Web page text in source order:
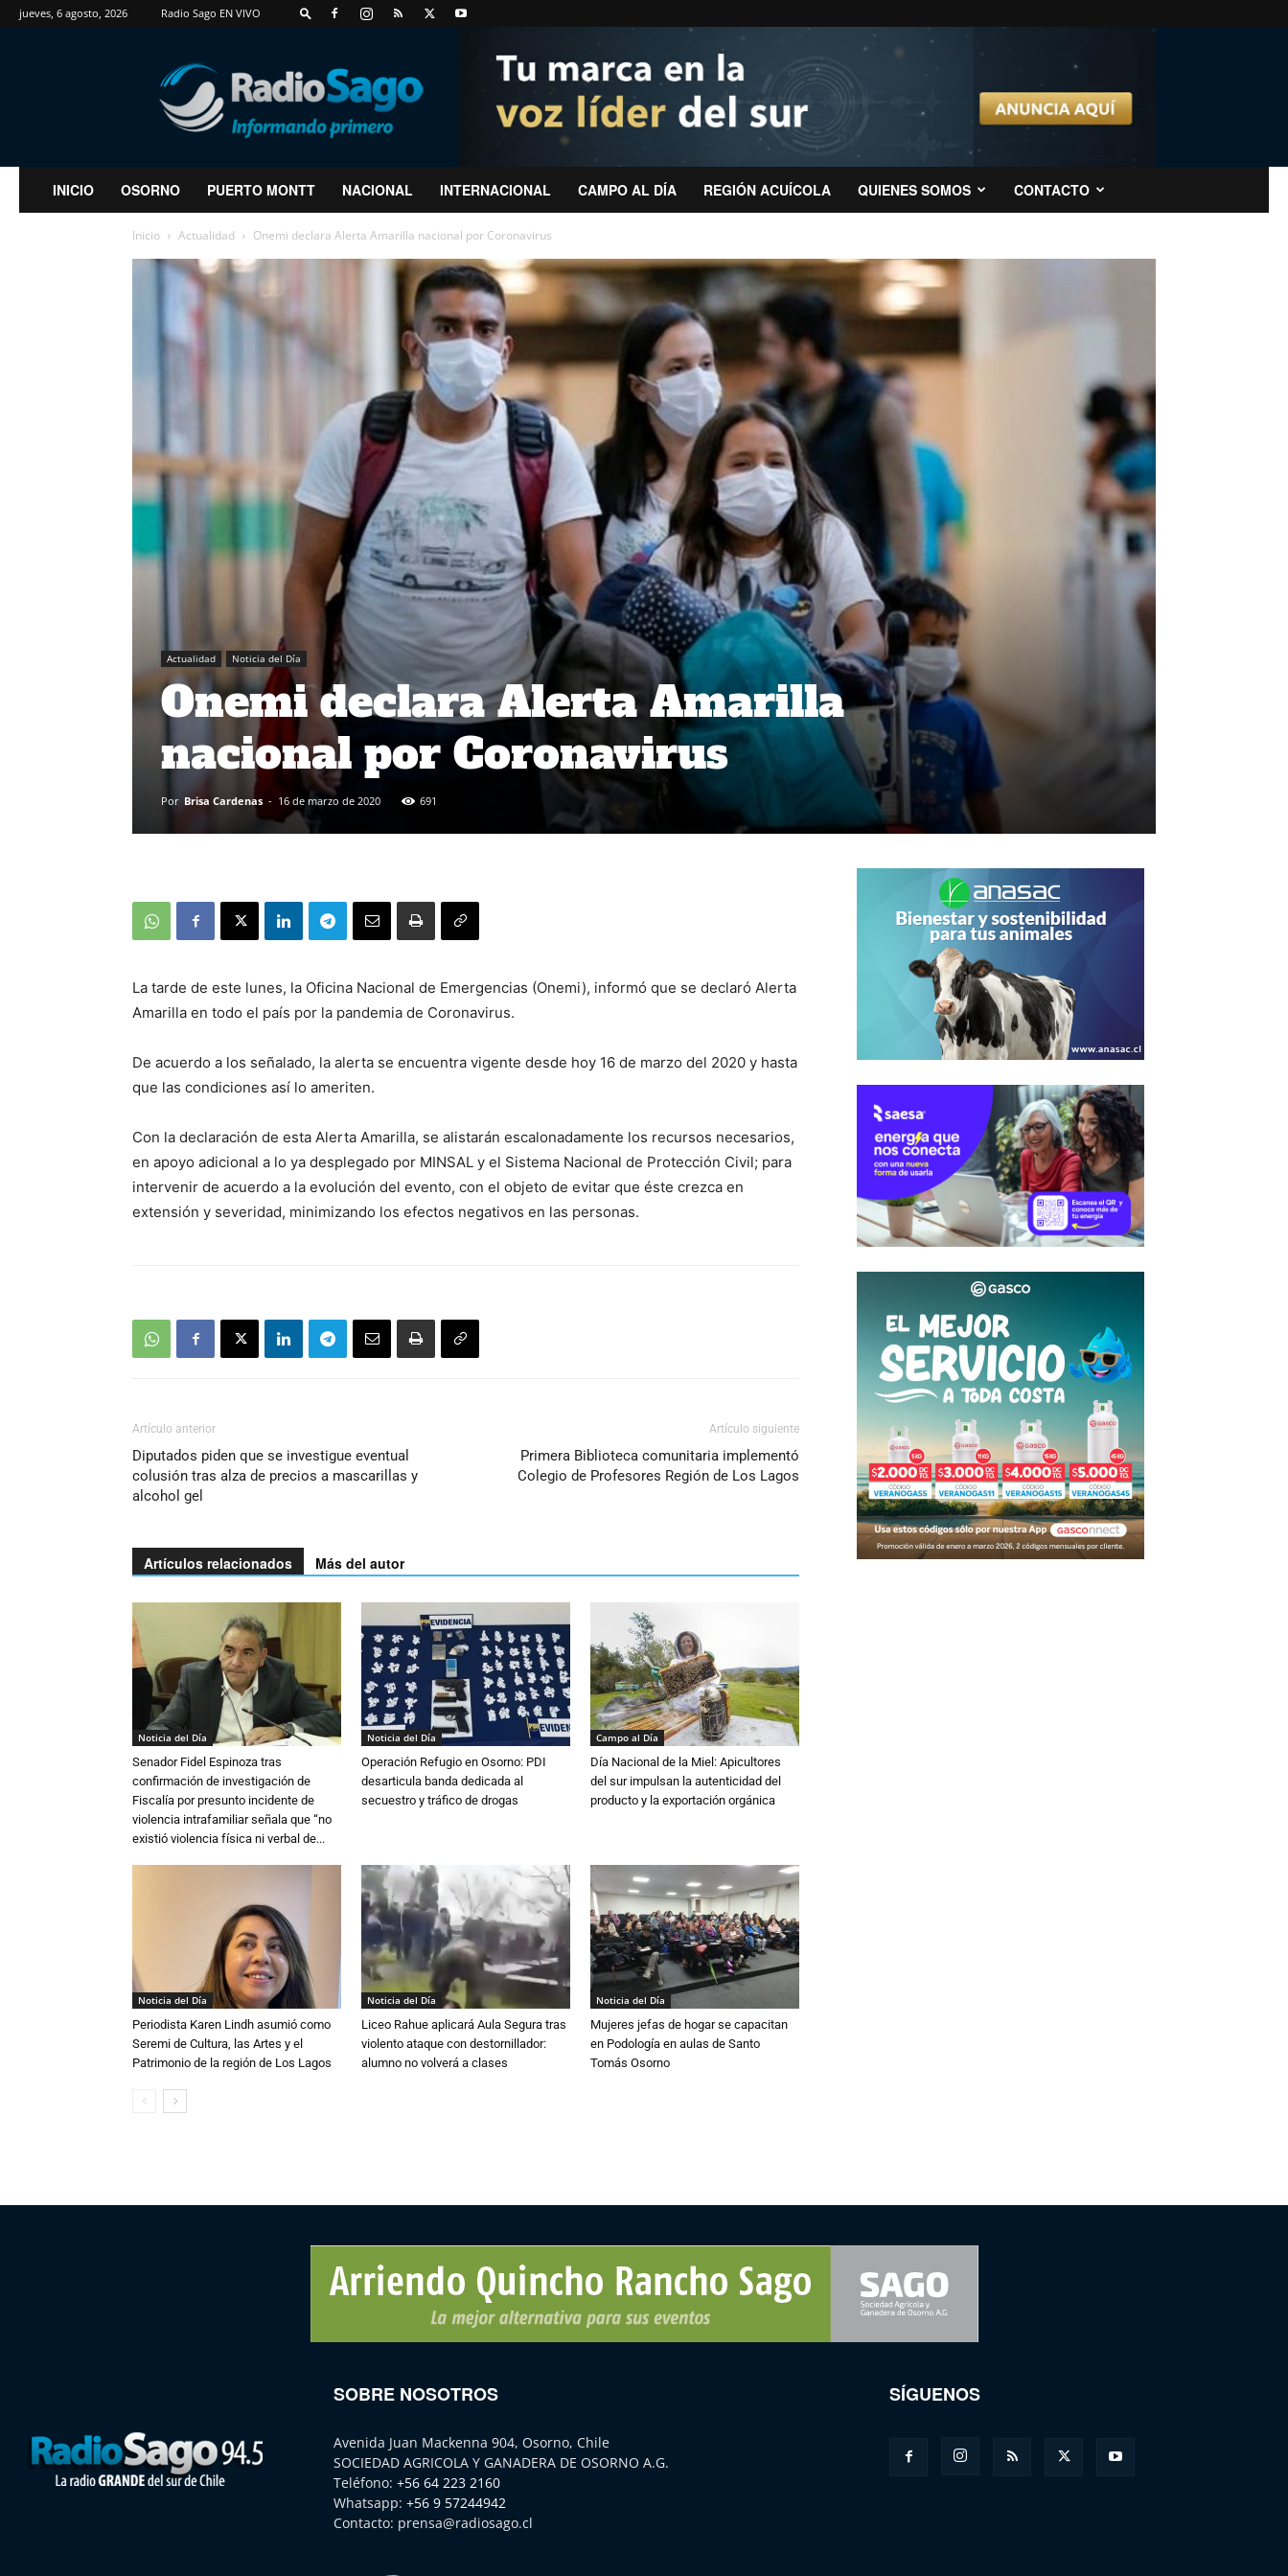
jueves, 6 agosto, 2026 Radio Sago EN VIVO
RadioSago
INICIO OSORNO PUERTO MONTT NACIONAL INTERNACIONAL CAMPO AL DÍA REGIÓN ACUÍCOLA QUIENES SOMOS CONTACTO
Inicio Actualidad Onemi declara Alerta Amarilla nacional por Coronavirus
Actualidad Noticia del Día
Onemi declara Alerta Amarilla
nacional por Coronavirus
Por Brisa Cardenas - 16 de marzo de 2020 691
La tarde de este lunes, la Oficina Nacional de Emergencias (Onemi), informó que se declaró Alerta
Amarilla en todo el país por la pandemia de Coronavirus.
De acuerdo a los señalado, la alerta se encuentra vigente desde hoy 16 de marzo del 2020 y hasta
que las condiciones así lo ameriten.
Con la declaración de esta Alerta Amarilla, se alistarán escalonadamente los recursos necesarios,
en apoyo adicional a lo ya desplegado por MINSAL y el Sistema Nacional de Protección Civil; para
intervenir de acuerdo a la evolución del evento, con el objeto de evitar que éste crezca en
extensión y severidad, minimizando los efectos negativos en las personas.
Artículo anterior
Diputados piden que se investigue eventual
colusión tras alza de precios a mascarillas y
alcohol gel
Artículo siguiente
Primera Biblioteca comunitaria implementó
Colegio de Profesores Región de Los Lagos
Artículos relacionados Más del autor
Noticia del Día
Senador Fidel Espinoza tras
confirmación de investigación de
Fiscalía por presunto incidente de
violencia intrafamiliar señala que “no
existió violencia física ni verbal de...
Noticia del Día
Operación Refugio en Osorno: PDI
desarticula banda dedicada al
secuestro y tráfico de drogas
Campo al Día
Día Nacional de la Miel: Apicultores
del sur impulsan la autenticidad del
producto y la exportación orgánica
Noticia del Día
Periodista Karen Lindh asumió como
Seremi de Cultura, las Artes y el
Patrimonio de la región de Los Lagos
Noticia del Día
Liceo Rahue aplicará Aula Segura tras
violento ataque con destornillador:
alumno no volverá a clases
Noticia del Día
Mujeres jefas de hogar se capacitan
en Podología en aulas de Santo
Tomás Osorno
SOBRE NOSOTROS
Avenida Juan Mackenna 904, Osorno, Chile
SOCIEDAD AGRICOLA Y GANADERA DE OSORNO A.G.
Teléfono: +56 64 223 2160
Whatsapp: +56 9 57244942
Contacto: prensa@radiosago.cl
SÍGUENOS